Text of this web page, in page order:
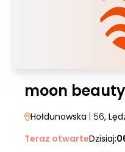
moon
Hołdunowska | 56,
Teraz otwarteDzisiaj: